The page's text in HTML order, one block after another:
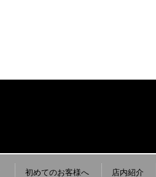
初めてのお客様へ 店内紹介